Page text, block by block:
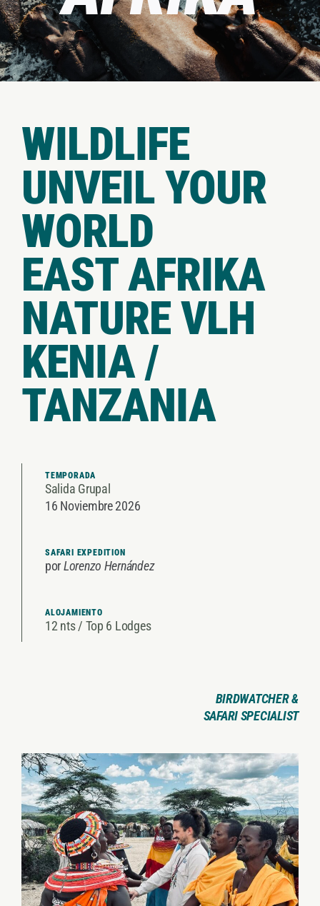
WILDLIFE
UNVEIL YOUR
WORLD
EAST AFRIKA
NATURE VLH
KENIA /
TANZANIA
TEMPORADA
Salida Grupal
16 Noviembre 2026
SAFARI EXPEDITIO N
porLorenzo Hernández
ALOJAMIENTO
12 nts / Top 6 Lodges
BIRDWATCHER &
SAFARI SPECIALIST